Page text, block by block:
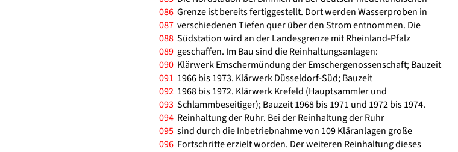
086 Grenze ist bereits fertiggestellt. Dort werden Wasserproben in
087 verschiedenen Tiefen quer über den Strom entnommen. Die
088 Südstation wird an der Landesgrenze mit Rheinland-Pfalz
089 geschaffen. Im Bau sind die Reinhaltungsanlagen:
090 Klärwerk Emschermündung der Emschergenossenschaft; Bauzeit
091 1966 bis 1973. Klärwerk Düsseldorf-Süd; Bauzeit
092 1968 bis 1972. Klärwerk Krefeld (Hauptsammler und
093 Schlammbeseitiger); Bauzeit 1968 bis 1971 und 1972 bis 1974.
094 Reinhaltung der Ruhr. Bei der Reinhaltung der Ruhr
095 sind durch die Inbetriebnahme von 109 Kläranlagen große
096 Fortschritte erzielt worden. Der weiteren Reinhaltung dieses